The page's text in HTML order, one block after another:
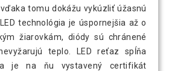
tomu dokážu vykúzliť úžasnú
technológia je úspornejšia až o
žiarovkám, diódy sú chránené
teplo. LED reťaz spĺňa
je na ňu vystavený certifikát